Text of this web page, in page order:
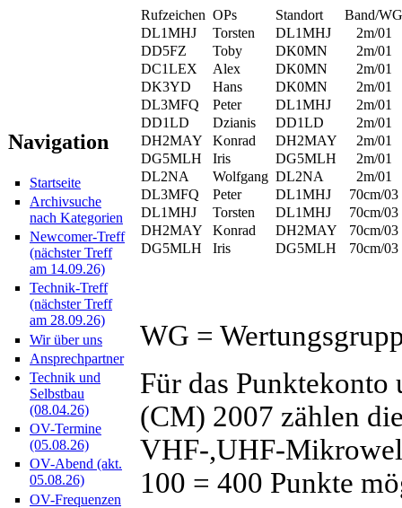
Navigation
Startseite
Archivsuche
nach Kategorien
Newcomer-Treff
(nächster Treff
am 14.09.26)
Technik-Treff
(nächster Treff
am 28.09.26)
Wir über uns
Ansprechpartner
Technik und
Selbstbau
(08.04.26)
OV-Termine
(05.08.26)
OV-Abend (akt.
05.08.26)
OV-Frequenzen
Rufzeichen OPs Standort
Band/WG
DL1MHJ
Torsten DL1MHJ
2m/01
DD5FZ
Toby DK0MN
2m/01
DC1LEX
Alex DK0MN
2m/01
DK3YD
Hans DK0MN
2m/01
DL3MFQ
Peter DL1MHJ
2m/01
DD1LD
Dzianis DD1LD
2m/01
DH2MAY
Konrad DH2MAY
2m/01
DG5MLH
Iris DG5MLH
2m/01
DL2NA
Wolfgang DL2NA
2m/01
DL3MFQ
Peter DL1MHJ
70cm/03
DL1MHJ
Torsten DL1MHJ
70cm/03
DH2MAY
Konrad DH2MAY
70cm/03
DG5MLH
Iris DG5MLH 70cm/03
WG =
Für das Punktekonto
(CM) 2007 zählen
VHF-,UHF-
100 = 400 Punkte